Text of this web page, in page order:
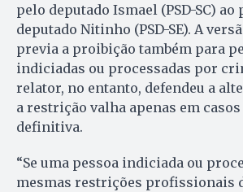
pelo deputado Ismael (PSD-SC) ao
deputado Nitinho (PSD-SE). A
previa a proibição também para
indiciadas ou processadas por
relator, no entanto, defendeu a
a restrição valha apenas em
definitiva.
“Se uma pessoa indiciada ou
mesmas restrições profissionais